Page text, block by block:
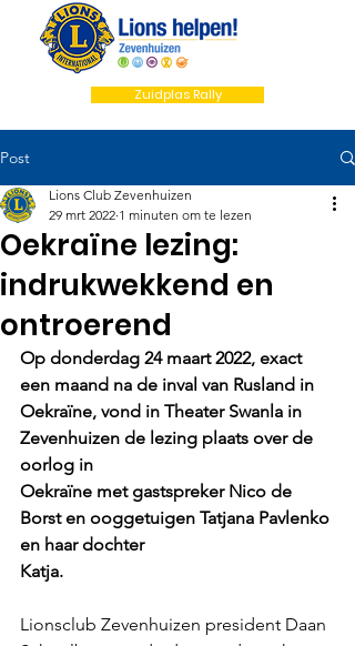
Zuidplas Rally
Post
Oekraïne lezing:
indrukwekkend en
ontroerend
Lions Club Zevenhuizen
29 mrt 2022 1 minuten om te lezen
Op donderdag 24 maart 2022, exact
een maand na de inval van Rusland in
Oekraïne, vond in Theater Swanla in
Zevenhuizen de lezing plaats over de
oorlog in
Oekraïne met gastspreker Nico de
Borst en ooggetuigen Tatjana Pavlenko
en haar dochter
Katja.
Lionsclub Zevenhuizen president Daan